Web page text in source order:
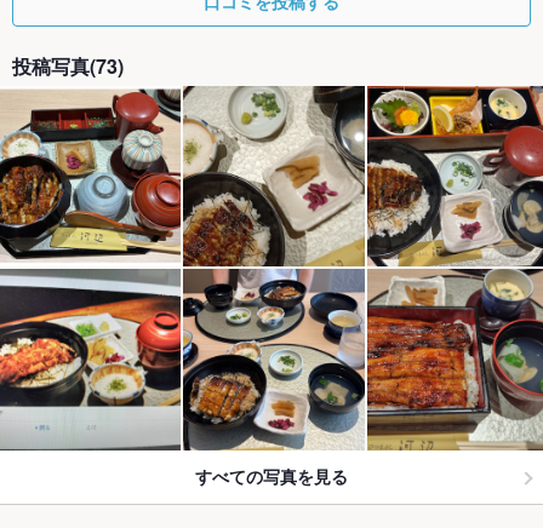
投稿写真(73)
すべての写真を見る